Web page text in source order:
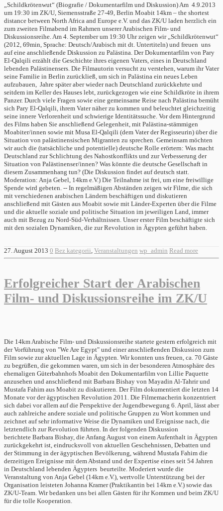
„Schildkrötenwut“ (Biografie / Dokumentarfilm und Diskussion) Am 4.9.2013
um 19:30 im ZK/U, Siemensstraße 27-49, Berlin Moabit 14km – the shortest
distance between North Africa and Europe e.V. und das ZK/U laden herzlich ein
zum zweiten Filmabend im Rahmen unserer Arabischen Film- und
Diskussionsreihe. Am 4. September um 19:30 Uhr zeigen wir „Schildkrötenwut“
(2012, 69min, Sprache: Deutsch/Arabisch mit dt. Untertiteln) und freuen uns
auf eine anschließende Diskussion zu Palästina. Der Dokumentarfilm von Pary
El-Qalqili erzählt die Geschichte ihres eigenen Vaters, eines in Deutschland
lebenden Palästinensers. Die Filmautorin versucht zu verstehen, warum ihr Vater
seine Familie in Berlin zurückließ, um sich in Palästina ein neues Leben
aufzubauen, Jahre später aber wieder nach Deutschland zurückkehrte und
seitdem im Keller des Hauses lebt, zurückgezogen wie eine Schildkröte in ihrem
Panzer. Durch viele Fragen sowie eine gemeinsame Reise nach Palästina bemüht
sich Pary El-Qalqili, ihrem Vater näher zu kommen und beleuchtet gleichzeitig
seine innere Verlorenheit und schwierige Identitätssuche. Vor dem Hintergrund
des Films haben Sie anschließend Gelegenheit, mit Palästina-stämmigen
Moabiter/innen sowie mit Musa El-Qalqili (dem Vater der Regisseurin) über die
Situation von palästinensischen Migranten zu sprechen. Gemeinsam möchten
wir auch die (tatsächliche und potentielle) deutsche Rolle erörtern: Was macht
Deutschland zur Schlichtung des Nahostkonflikts und zur Verbesserung der
Situation von Palästinenser/innen? Was könnte die deutsche Gesellschaft in
diesem Zusammenhang tun? (Die Diskussion findet auf deutsch statt.
Moderation: Anja Gebel, 14km e.V.) Die Teilnahme ist frei, um eine freiwillige
Spende wird gebeten. -- In regelmäßigen Abständen zeigen wir Filme, die sich
mit verschiedenen arabischen Ländern beschäftigen und diskutieren
anschließend mit Gästen aus Moabit sowie mit Länder-Experten über die Filme
und die aktuelle soziale und politische Situation im jeweiligen Land, immer
auch mit Bezug zu Nord-Süd-Verhältnissen. Unser erster Film beschäftigte sich
mit den sozialen Dynamiken, die zur Revolution in Ägypten geführt haben.
27. August 2013 0 Bez kategorii Veranstaltungen wp_admin Read more
Erfolgreicher Start der Arabischen
Film- und Diskussionsreihe im ZK/U
Die 14km Arabische Film- und Diskussionsreihe startete gestern erfolgreich mit
der Vorführung von "We Are Egypt" und einer anschließenden Diskussion zum
Film sowie zur aktuellen Lage in Ägypten. Wir konnten uns freuen, ca. 70 Gäste
zu begrüßen, die gekommen waren, um sich in der besonderen Atmosphäre des
ehemaligen Güterbahnhofs Moabit den Dokumentarfilm von Lillie Paquette
anzusehen und anschließend mit Barbara Bishay von Mayadin Al-Tahrir und
Mustafa Fahim aus Moabit zu diskutieren. Der Film dokumentiert die letzten 14
Monate vor der ägyptischen Revolution 2011. Die Filmemacherin konzentriert
sich dabei vor allem auf die Perspektive der Jugendbewegung 6. April, lässt aber
auch zahlreiche andere soziale und politische Gruppen zu Wort kommen und
zeichnet auf sehr informative Weise die Dynamiken und Ereignisse nach, die
letztendlich zur Revolution führten. In der folgenden Diskussion
berichtete Barbara Bishay, die Anfang August von einem Aufenthalt in Ägypten
zurückgekehrt ist, eindrucksvoll von aktuellen Geschehnissen, Debatten und
der Stimmung in der ägyptischen Bevölkerung, während Mustafa Fahim die
derzeitigen Ereignisse mit dem Abstand und der Expertise eines seit 54 Jahren
in Deutschland lebenden Ägypters beurteilte. Moderiert wurde die
Veranstaltung von Anja Gebel (14km e.V.), wertvolle Unterstützung bei der
Organisation leisteten Johanna Kramer (Praktikantin bei 14km e.V.) sowie das
ZK/U-Team. Wir bedanken uns bei allen Gästen für ihr Kommen und beim ZK/U
für die tolle Kooperation.